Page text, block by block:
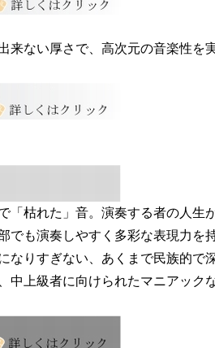
ない厚さで、高次元の音楽性を
「枯れた」音。演奏する者の人生
も演奏しやすく多彩な表現力を
りすぎない、あくまで民族的で
上級者に向けられたマニアック